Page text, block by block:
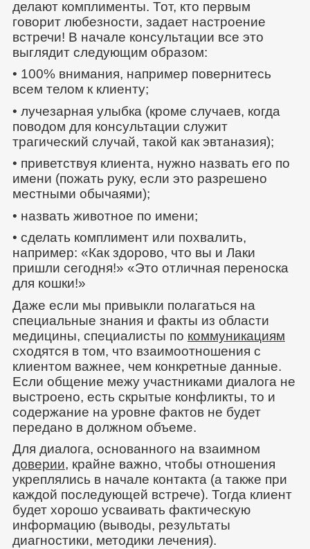
делают комплименты. Тот, кто первым
говорит любезности, задает настроение
встречи! В начале консультации все это
выглядит следующим образом:
• 100% внимания, например повернитесь
всем телом к клиенту;
• лучезарная улыбка (кроме случаев, когда
поводом для консультации служит
трагический случай, такой как эвтаназия);
• приветствуя клиента, нужно назвать его по
имени (пожать руку, если это разрешено
местными обычаями);
• назвать животное по имени;
• сделать комплимент или похвалить,
например: «Как здорово, что вы и Лаки
пришли сегодня!» «Это отличная переноска
для кошки!»
Даже если мы привыкли полагаться на
специальные знания и факты из области
медицины, специалисты по коммуникациям
сходятся в том, что взаимоотношения с
клиентом важнее, чем конкретные данные.
Если общение межу участниками диалога не
выстроено, есть скрытые конфликты, то и
содержание на уровне фактов не будет
передано в должном объеме.
Для диалога, основанного на взаимном
доверии, крайне важно, чтобы отношения
укреплялись в начале контакта (а также при
каждой последующей встрече). Тогда клиент
будет хорошо усваивать фактическую
информацию (выводы, результаты
диагностики, методики лечения).